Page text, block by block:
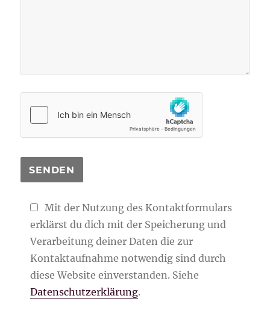
Mit der Nutzung des Kontaktformulars
erklärst du dich mit der Speicherung und
Verarbeitung deiner Daten die zur
Kontaktaufnahme notwendig sind durch
diese Website einverstanden. Siehe
Datenschutzerklärung.